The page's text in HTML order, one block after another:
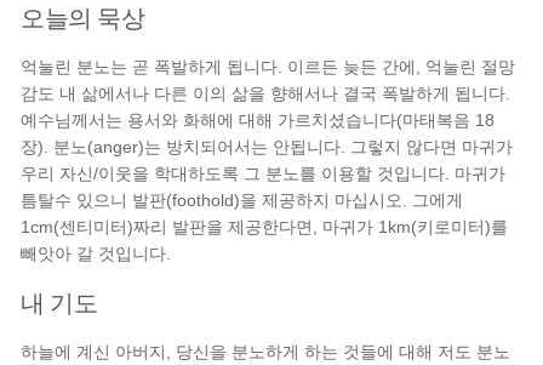
오늘의 묵상
억눌린 분노는 곧 폭발하게 됩니다. 이르든 늦든 간에, 억눌린 절망
감도 내 삶에서나 다른 이의 삶을 향해서나 결국 폭발하게 됩니다.
예수님께서는 용서와 화해에 대해 가르치셨습니다(마태복음 18
장). 분노(anger)는 방치되어서는 안됩니다. 그렇지 않다면 마귀가
우리 자신/이웃을 학대하도록 그 분노를 이용할 것입니다. 마귀가
틈탈수 있으니 발판(foothold)을 제공하지 마십시오. 그에게
1cm(센티미터)짜리 발판을 제공한다면, 마귀가 1km(키로미터)를
빼앗아 갈 것입니다.
내 기도
하늘에 계신 아버지, 당신을 분노하게 하는 것들에 대해 저도 분노